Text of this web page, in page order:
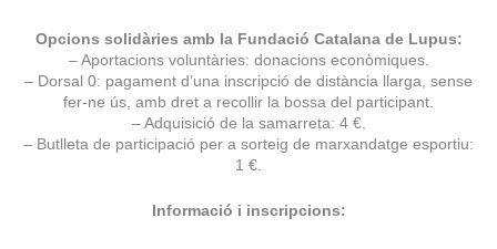
Opcions solidàries amb la Fundació Catalana de Lupus:
– Aportacions voluntàries: donacions econòmiques.
– Dorsal 0: pagament d’una inscripció de distància llarga, sense
fer-ne ús, amb dret a recollir la bossa del participant.
– Adquisició de la samarreta: 4 €.
– Butlleta de participació per a sorteig de marxandatge esportiu:
1 €.
Informació i inscripcions: